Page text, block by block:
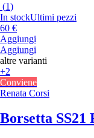
(1)
In stockUltimi pezzi
60 €
Aggiungi
Aggiungi
altre varianti
+2
Conviene
Renata Corsi
Borsetta SS21